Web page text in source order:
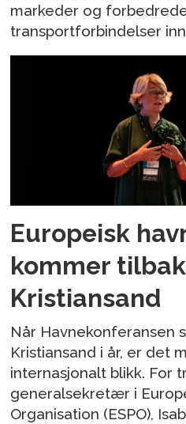
markeder og
transportforbindelser
Europeisk
kommer
Kristiansand
Når Havnekonferansen
Kristiansand i år, er det
internasjonalt blikk. For
generalsekretær i
Organisation (ESPO),